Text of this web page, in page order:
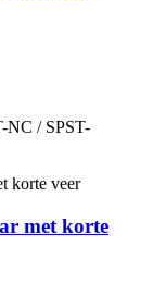
NC / SPST-
met korte